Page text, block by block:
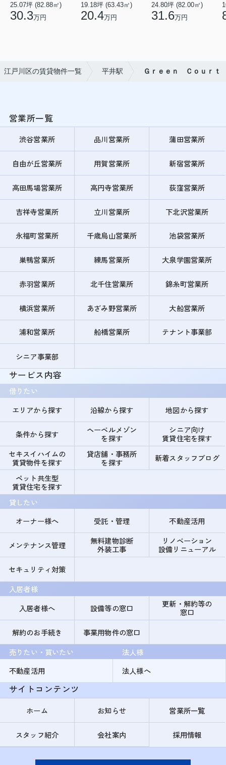
25.07坪 (82.88㎡)
30.3万円
19.18坪 (63.43㎡)
20.4万円
24.80坪 (82.00㎡)
31.6万円
江戸川区の賃貸物件一覧 平井駅 Ｇｒｅｅｎ Ｃｏｕｒｔ
営業所一覧
渋谷営業所 品川営業所 蒲田営業所
自由が丘営業所 用賀営業所 新宿営業所
高田馬場営業所 高円寺営業所 荻窪営業所
吉祥寺営業所 立川営業所 下北沢営業所
永福町営業所 千歳烏山営業所 池袋営業所
巣鴨営業所 練馬営業所 大泉学園営業所
赤羽営業所 北千住営業所 錦糸町営業所
横浜営業所 あざみ野営業所 大船営業所
浦和営業所 船橋営業所 テナント事業部
シニア事業部
サービス内容
借りたい
エリアから探す
沿線から探す 地図から探す
条件から探す
ヘーベルメゾン
を探す
シニア向け
賃貸住宅を探す
セキスイハイムの
賃貸物件を探す
貸店舗・事務所
を探す
新着スタッフブログ
ペット共生型
賃貸住宅を探す
貸したい
オーナー様へ
受託・管理 不動産活用
メンテナンス管理
無料建物診断
外装工事
リノベーション
設備リニューアル
セキュリティ対策
入居者様
入居者様へ
設備等の窓口
更新・解約等の
窓口
解約のお手続き
事業用物件の窓口
売りたい・買いたい
不動産活用
法人様
法人様へ
サイトコンテンツ
ホーム お知らせ 営業所一覧
スタッフ紹介 会社案内 採用情報